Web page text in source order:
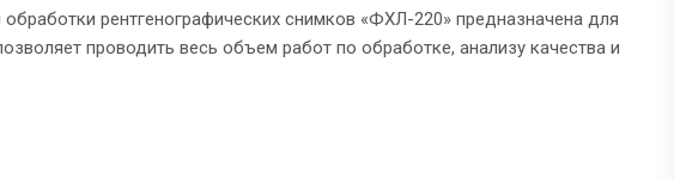
рентгенографических снимков «ФХЛ-220» предназначена для
проводить весь объем работ по обработке, анализу качества и